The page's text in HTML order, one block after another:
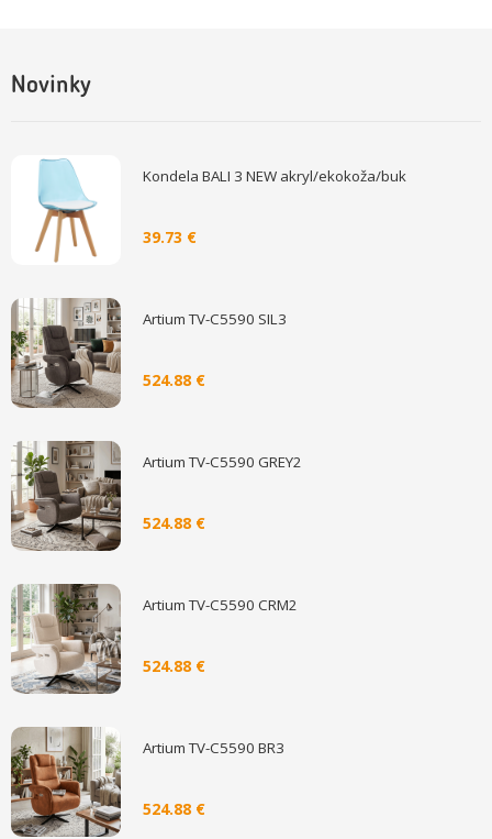
Novinky
Kondela BALI 3 NEW akryl/ekokoža/buk
39.73 €
Artium TV-C5590 SIL3
524.88 €
Artium TV-C5590 GREY2
524.88 €
Artium TV-C5590 CRM2
524.88 €
Artium TV-C5590 BR3
524.88 €